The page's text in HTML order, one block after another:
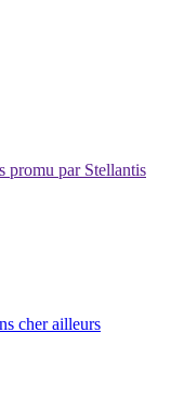
promu par Stellantis
cher ailleurs